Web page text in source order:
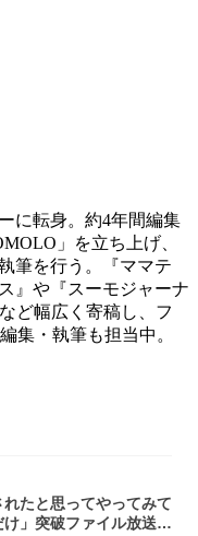
に転身。約4年間編集
」を立ち上げ、
筆を行う。『ママテ
』や『スーモジャーナ
ど幅広く寄稿し、フ
集・執筆も担当中。
たと思ってやってみて
け」突破ファイル放送で